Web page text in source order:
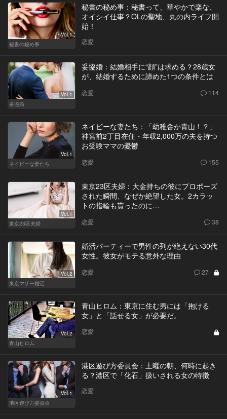
Vol.1
秘書の秘め事
秘書の秘め事：秘書って、華やかで楽な、
オイシイ仕事？OLの聖地、丸の内ライフ開
始！
恋愛
Vol.1
妥協婚
妥協婚：結婚相手に“顔”は求める？28歳女
が、結婚するために諦めた1つの条件とは
恋愛 114
Vol.1
ネイビーな妻たち
ネイビーな妻たち：「幼稚舎か青山！？」
神宮前2丁目在住・年収2,000万の夫を持つ
お受験ママの憂鬱
恋愛 155
Vol.1
東京23区夫婦
東京23区夫婦：大金持ちの彼にプロポーズ
された瞬間、なぜか絶望した女。2カラッ
トの指輪も貰ったのに…
恋愛 38
Vol.2
東京マザー婚活
婚活パーティーで男性の列が絶えない30代
女性。彼女がモテる意外な理由
恋愛 27
Vol.2
青山ヒロム
青山ヒロム：東京に住む男には「抱ける
女」と「話せる女」が必要だ。
恋愛
Vol.1
港区遊び方委員会
港区遊び方委員会：土曜の朝、何時に起き
る？港区で「化石」扱いされる女の特徴
恋愛